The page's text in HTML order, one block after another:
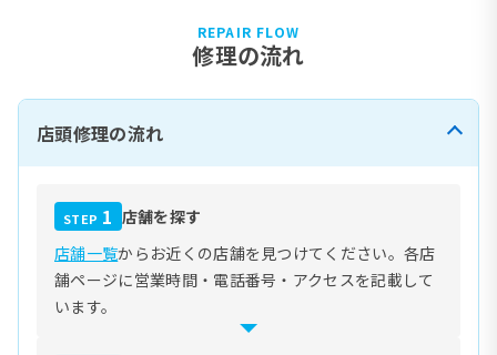
REPAIR FLOW
修理の流れ
店頭修理の流れ
STEP 1 店舗を探す
店舗一覧からお近くの店舗を見つけてください。各店
舗ページに営業時間・電話番号・アクセスを記載して
います。